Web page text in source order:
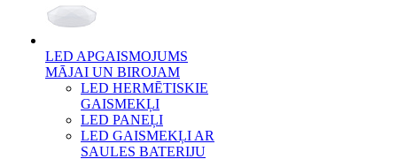
LED APGAISMOJUMS
MĀJAI UN BIROJAM
LED HERMĒTISKIE
GAISMEKĻI
LED PANEĻI
LED GAISMEKĻI AR
SAULES BATERIJU